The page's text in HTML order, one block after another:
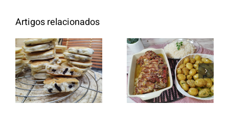
Artigos relacionados
Panquecas
com Oreo
Entrecosto
italiano c/
batata a
murro e